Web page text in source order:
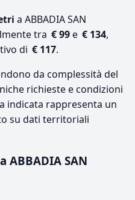
a ABBADIA SAN
tra € 99e € 134,
di € 117.
da complessità del
richieste e condizioni
indicata rappresenta un
su dati territoriali
ABBADIA SAN